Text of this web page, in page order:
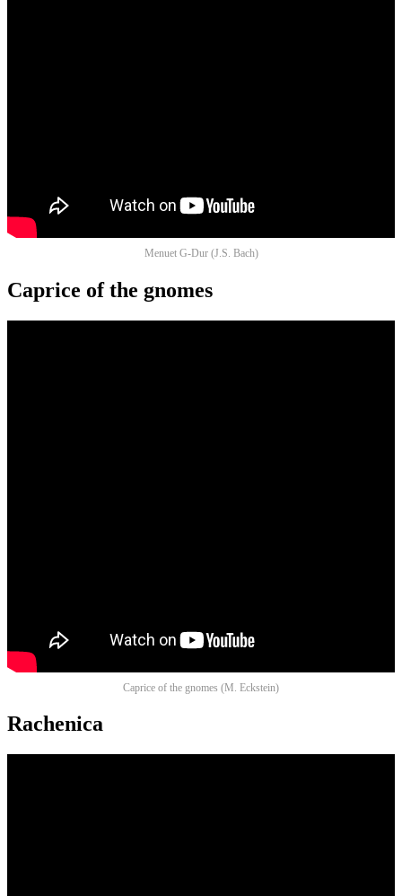
Menuet G-Dur (J.S. Bach)
Caprice of the gnomes
Caprice of the gnomes (M. Eckstein)
Rachenica